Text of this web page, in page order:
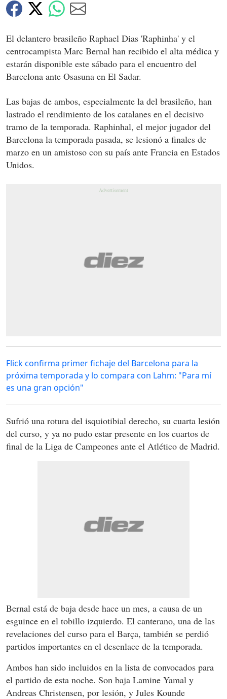
El delantero brasileño Raphael Dias 'Raphinha' y el
centrocampista Marc Bernal han recibido el alta médica y
estarán disponible este sábado para el encuentro del
Barcelona ante Osasuna en El Sadar.
Las bajas de ambos, especialmente la del brasileño, han
lastrado el rendimiento de los catalanes en el decisivo
tramo de la temporada. Raphinhal, el mejor jugador del
Barcelona la temporada pasada, se lesionó a finales de
marzo en un amistoso con su país ante Francia en Estados
Unidos.
Flick confirma primer fichaje del Barcelona para la
próxima temporada y lo compara con Lahm: "Para mí
es una gran opción"
Sufrió una rotura del isquiotibial derecho, su cuarta lesión
del curso, y ya no pudo estar presente en los cuartos de
final de la Liga de Campeones ante el Atlético de Madrid.
Bernal está de baja desde hace un mes, a causa de un
esguince en el tobillo izquierdo. El canterano, una de las
revelaciones del curso para el Barça, también se perdió
partidos importantes en el desenlace de la temporada.
Ambos han sido incluidos en la lista de convocados para
el partido de esta noche. Son baja Lamine Yamal y
Andreas Christensen, por lesión, y Jules Kounde